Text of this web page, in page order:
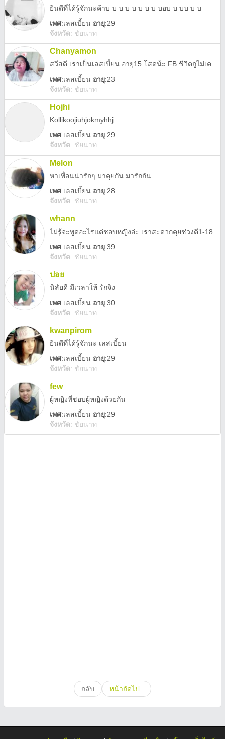
ยินดีที่ได้รู้จักนะค้าบ บ บ บ บ บ บ บ บอบ บ บบ บ บ
เพศ:เลสเบี้ยน อายุ:29
จังหวัด: ชัยนาท
Chanyamon
เพศ:เลสเบี้ยน อายุ:23
จังหวัด: ชัยนาท
Hojhi
Kollikoojiuhjokmyhhj
เพศ:เลสเบี้ยน อายุ:29
จังหวัด: ชัยนาท
Melon
หาเพื่อนน่ารักๆ มาคุยกัน มารักกัน
เพศ:เลสเบี้ยน อายุ:28
จังหวัด: ชัยนาท
whann
เพศ:เลสเบี้ยน อายุ:39
จังหวัด: ชัยนาท
ปอย
นิสัยดี มีเวลาให้ รักจิง
เพศ:เลสเบี้ยน อายุ:30
จังหวัด: ชัยนาท
kwanpirom
ยินดีที่ได้รู้จักนะ เลสเบี้ยน
เพศ:เลสเบี้ยน อายุ:29
จังหวัด: ชัยนาท
few
ผู้หญิงที่ชอบผู้หญิงด้วยกัน
เพศ:เลสเบี้ยน อายุ:29
จังหวัด: ชัยนาท
กลับ หน้าถัดไป..